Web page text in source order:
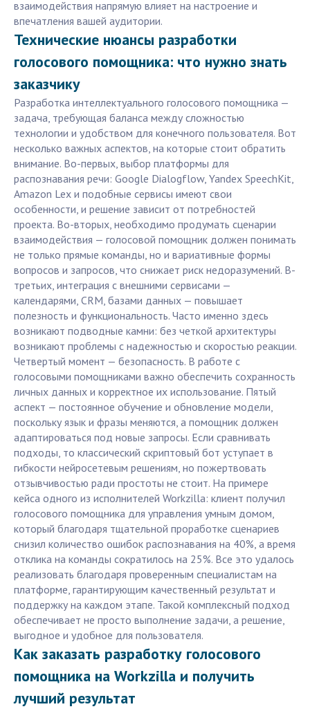
взаимодействия напрямую влияет на настроение и
впечатления вашей аудитории.
Технические нюансы разработки
голосового помощника: что нужно знать
заказчику
Разработка интеллектуального голосового помощника —
задача, требующая баланса между сложностью
технологии и удобством для конечного пользователя. Вот
несколько важных аспектов, на которые стоит обратить
внимание. Во-первых, выбор платформы для
распознавания речи: Google Dialogflow, Yandex SpeechKit,
Amazon Lex и подобные сервисы имеют свои
особенности, и решение зависит от потребностей
проекта. Во-вторых, необходимо продумать сценарии
взаимодействия — голосовой помощник должен понимать
не только прямые команды, но и вариативные формы
вопросов и запросов, что снижает риск недоразумений. В-
третьих, интеграция с внешними сервисами —
календарями, CRM, базами данных — повышает
полезность и функциональность. Часто именно здесь
возникают подводные камни: без четкой архитектуры
возникают проблемы с надежностью и скоростью реакции.
Четвертый момент — безопасность. В работе с
голосовыми помощниками важно обеспечить сохранность
личных данных и корректное их использование. Пятый
аспект — постоянное обучение и обновление модели,
поскольку язык и фразы меняются, а помощник должен
адаптироваться под новые запросы. Если сравнивать
подходы, то классический скриптовый бот уступает в
гибкости нейросетевым решениям, но пожертвовать
отзывчивостью ради простоты не стоит. На примере
кейса одного из исполнителей Workzilla: клиент получил
голосового помощника для управления умным домом,
который благодаря тщательной проработке сценариев
снизил количество ошибок распознавания на 40%, а время
отклика на команды сократилось на 25%. Все это удалось
реализовать благодаря проверенным специалистам на
платформе, гарантирующим качественный результат и
поддержку на каждом этапе. Такой комплексный подход
обеспечивает не просто выполнение задачи, а решение,
выгодное и удобное для пользователя.
Как заказать разработку голосового
помощника на Workzilla и получить
лучший результат